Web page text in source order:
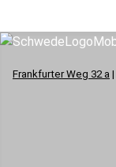
Frankfurter Weg 32 a |